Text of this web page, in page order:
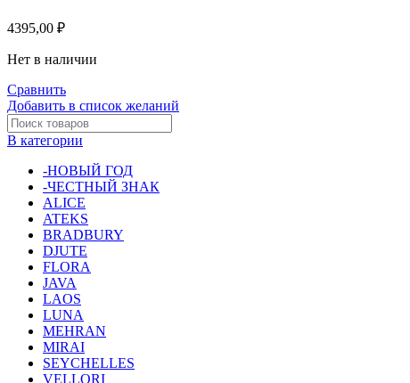
4395,00 ₽
Нет в наличии
Сравнить
Добавить в список желаний
В категории
-НОВЫЙ ГОД
-ЧЕСТНЫЙ ЗНАК
ALICE
ATEKS
BRADBURY
DJUTE
FLORA
JAVA
LAOS
LUNA
MEHRAN
MIRAI
SEYCHELLES
VELLORI